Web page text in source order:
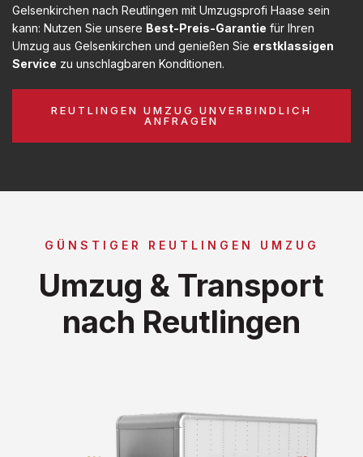
Gelsenkirchen nach Reutlingen mit Umzugsprofi Haase sein
kann: Nutzen Sie unsere Best-Preis-Garantie für Ihren
Umzug aus Gelsenkirchen und genießen Sie erstklassigen
Service zu unschlagbaren Konditionen.
REUTLINGEN UMZUG UNVERBINDLICH
ANFRAGEN
GÜNSTIGER REUTLINGEN UMZUG
Umzug & Transport
nach Reutlingen